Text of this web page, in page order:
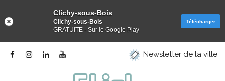
Lien
Lien
Lien
la
Newsletter de la ville
Clichy-sous-Bois
Clichy-sous-Bois
GRATUITE - Sur le Google Play
Télécharger